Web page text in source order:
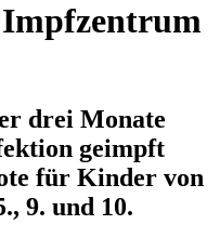
drei Monate
geimpft
für Kinder von
9. und 10.